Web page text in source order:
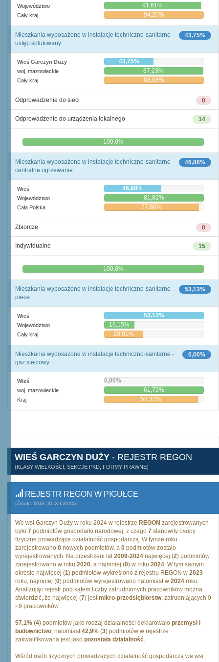
Województwo 91,61%
Cały kraj 94,20%
43,75%
Mieszkania wyposażone w instalacje techniczno-sanitarne -
ustęp spłukiwany
Wieś Garczyn Duży 43,75%
woj. mazowieckie 87,23%
Cały kraj 88,08%
0
Odprowadzenie do sieci
14
Odprowadzenie do urządzenia lokalnego
0,0% 100,0%
46,88%
Mieszkania wyposażone w instalacje techniczno-sanitarne -
centralne ogrzewanie
Wieś 46,88%
Województwo 81,82%
Cała Polska 77,80%
0
Zbiorcze
15
Indywidualne
0,0% 100,0%
53,13%
Mieszkania wyposażone w instalacje techniczno-sanitarne -
piece
Wieś 53,13%
Województwo 16,15%
Cały kraj 20,91%
0,00%
Mieszkania wyposażone w instalacje techniczno-sanitarne -
gaz sieciowy
Wieś 0,00%
woj. mazowieckie 61,79%
Kraj 58,32%
WIEŚ GARCZYN DUŻY - REJESTR REGON
(KLASY WIELKOŚCI, SEKCJE PKD, FORMY PRAWNE)
REJESTR REGON W PIGUŁCE
(Źródło: GUS, 31.XII.2024)
We wsi Garczyn Duży w roku 2024 w rejestrze REGON zarejestrowanych
było 7 podmiotów gospodarki narodowej, z czego 7 stanowiły osoby
fizyczne prowadzące działalność gospodarczą. W tymże roku
zarejestrowano 0 nowych podmiotów, a 0 podmiotów zostało
wyrejestrowanych. Na przestrzeni lat2009-2024 najwięcej (2) podmiotów
zarejestrowano w roku 2020, a najmniej (0) w roku 2024. W tym samym
okresie najwięcej (1) podmiotów wykreślono z rejestru REGON w 2023
roku, najmniej (0) podmiotów wyrejestrowano natomiast w 2024 roku.
Analizując rejestr pod kątem liczby zatrudnionych pracowników można
stwierdzić, że najwięcej (7) jestmikro-przedsiębiorstw, zatrudniających 0
- 9 pracowników.
57,1% (4) podmiotów jako rodzaj działalności deklarowało przemysł i
budownictwo, natomiast42,9% (3) podmiotów w rejestrze
zakwalifikowana jest jako pozostała działalność.
Wśród osób fizycznych prowadzących działalność gospodarczą we wsi